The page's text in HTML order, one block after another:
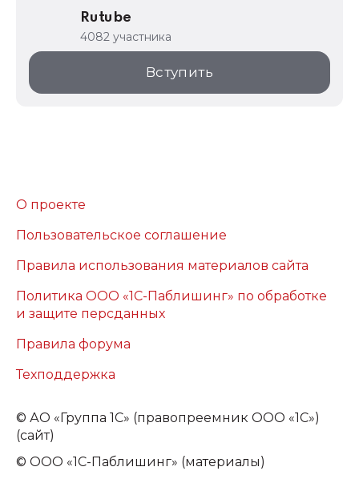
Rutube
4082 участника
Вступить
О проекте
Пользовательское соглашение
Правила использования материалов сайта
Политика ООО «1С-Паблишинг» по обработке
и защите персданных
Правила форума
Техподдержка
© АО «Группа 1С» (правопреемник ООО «1С»)
(сайт)
© ООО «1С-Паблишинг» (материалы)